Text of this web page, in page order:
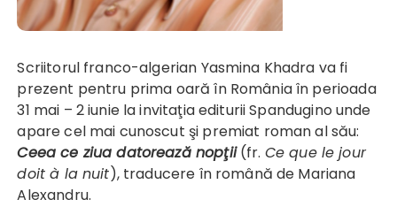
Scriitorul franco-algerian Yasmina Khadra va fi
prezent pentru prima oară în România în perioada
31 mai – 2 iunie la invitaţia editurii Spandugino unde
apare cel mai cunoscut şi premiat roman al său:
Ceea ce ziua datorează nopţii(fr. Ce que le jour
doit à la nuit), traducere în română de Mariana
Alexandru.